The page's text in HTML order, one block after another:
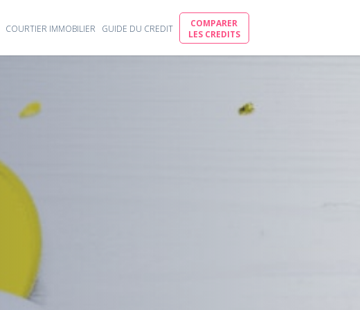
COURTIER IMMOBILIER GUIDE DU CREDIT
COMPARER
LES CREDITS